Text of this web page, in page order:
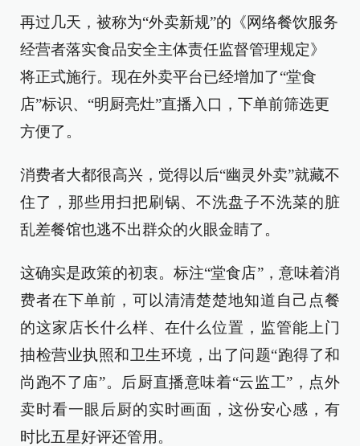
再过几天，被称为“外卖新规”的《网络餐饮服务
经营者落实食品安全主体责任监督管理规定》
将正式施行。现在外卖平台已经增加了“堂食
店”标识、“明厨亮灶”直播入口，下单前筛选更
方便了。
消费者大都很高兴，觉得以后“幽灵外卖”就藏不
住了，那些用扫把刷锅、不洗盘子不洗菜的脏
乱差餐馆也逃不出群众的火眼金睛了。
这确实是政策的初衷。标注“堂食店”，意味着消
费者在下单前，可以清清楚楚地知道自己点餐
的这家店长什么样、在什么位置，监管能上门
抽检营业执照和卫生环境，出了问题“跑得了和
尚跑不了庙”。后厨直播意味着“云监工”，点外
卖时看一眼后厨的实时画面，这份安心感，有
时比五星好评还管用。